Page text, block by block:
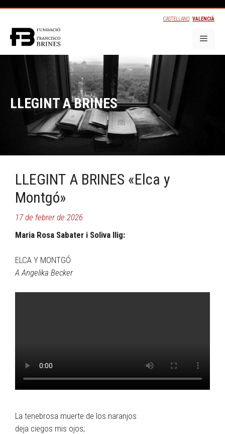
CASTELLANO VALENCIÀ
LLEGINT A BRINES
LLEGINT A BRINES «Elca y
Montgó»
17 de febrer de 2026
Maria Rosa Sabater i Soliva llig:
ELCA Y MONTGÓ
A Angelika Becker
La tenebrosa muerte de los naranjos
deja ciegos mis ojos;